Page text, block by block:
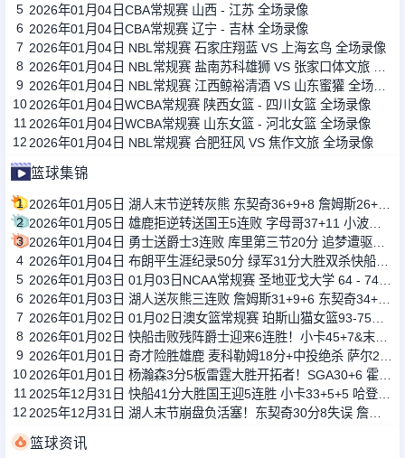
5 2026年01月04日CBA常规赛 山西 - 江苏 全场录像
6 2026年01月04日CBA常规赛 辽宁 - 吉林 全场录像
7 2026年01月04日 NBL常规赛 石家庄翔蓝 VS 上海玄鸟 全场录像
8
9
102026年01月04日WCBA常规赛 陕西女篮 - 四川女篮 全场录像
11 2026年01月04日WCBA常规赛 山东女篮 - 河北女篮 全场录像
12 2026年01月04日 NBL常规赛 合肥狂风 VS 焦作文旅 全场录像
篮球集锦
1
2
3
4
5
6
7
8
9
10
11
12
篮球资讯